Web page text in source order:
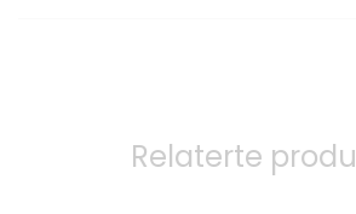
Relaterte